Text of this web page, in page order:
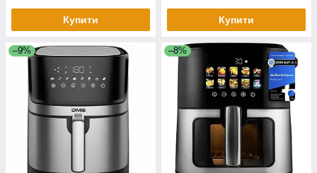
Купити Купити
–9% –8%